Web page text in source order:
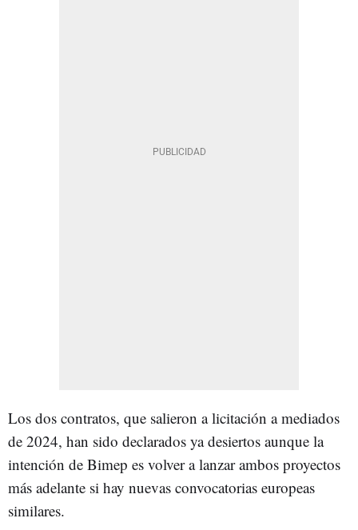
Los dos contratos, que salieron a licitación a mediados
de 2024, han sido declarados ya desiertos aunque la
intención de Bimep es volver a lanzar ambos proyectos
más adelante si hay nuevas convocatorias europeas
similares.